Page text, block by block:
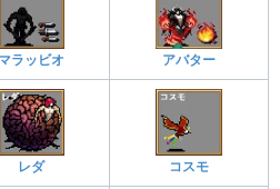
マラッビオ アバター
レダ コスモ